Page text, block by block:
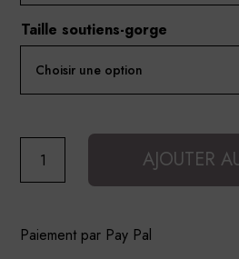
Taille soutiens-gorge
Emboitant
AJOUTER
Paiement par Pay Pal